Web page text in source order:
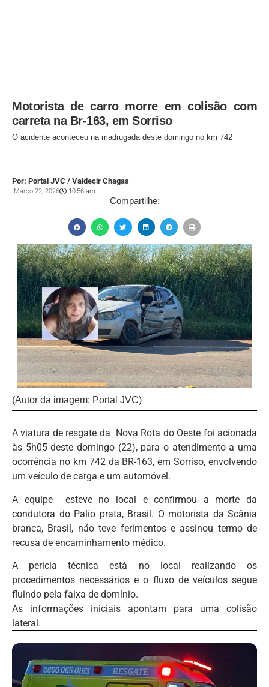
Motorista de carro morre em colisão com
carreta na Br-163, em Sorriso
O acidente aconteceu na madrugada deste domingo no km 742
Por: Portal JVC / Valdecir Chagas
Março 22, 2026 10:56 am
Compartilhe:
(Autor da imagem: Portal JVC)
A viatura de resgate da Nova Rota do Oeste foi acionada
às 5h05 deste domingo (22), para o atendimento a uma
ocorrência no km 742 da BR-163, em Sorriso, envolvendo
um veículo de carga e um automóvel.
A equipe esteve no local e confirmou a morte da
condutora do Palio prata, Brasil. O motorista da Scânia
branca, Brasil, não teve ferimentos e assinou termo de
recusa de encaminhamento médico.
A perícia técnica está no local realizando os
procedimentos necessários e o fluxo de veículos segue
fluindo pela faixa de domínio.
As informações iniciais apontam para uma colisão
lateral.